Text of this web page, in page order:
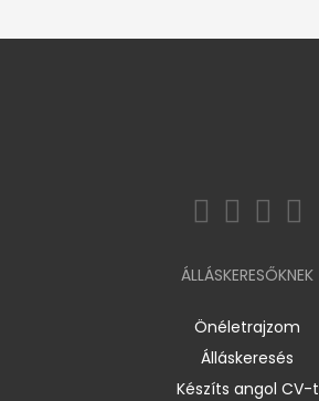
ÁLLÁSKERESŐKNEK
Önéletrajzom
Álláskeresés
Készíts angol CV-t